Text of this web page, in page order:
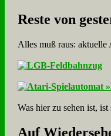
Re­ste von
Alles muß raus: aktuelle
Was hier zu sehen ist,
Auf